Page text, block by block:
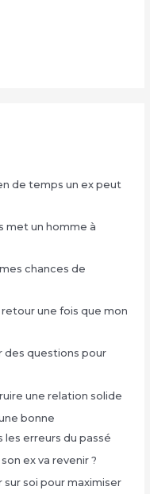
de temps un ex peut
met un homme à
chances de
une fois que mon
des questions pour
une relation solide
bonne
erreurs du passé
ex va revenir ?
sur soi pour maximiser